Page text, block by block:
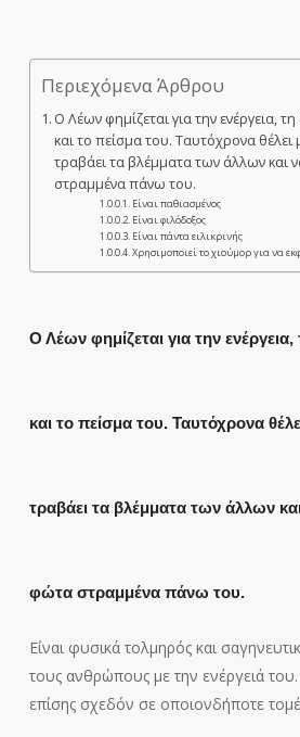
Περιεχόμενα Άρθρου
Ο Λέων φημίζεται για την ενέργεια,
και το πείσμα του. Ταυτόχρονα
τραβάει τα βλέμματα των άλλων και
στραμμένα πάνω του.
Είναι παθιασμένος
Είναι φιλόδοξος
Είναι πάντα ειλικρινής
Χρησιμοποιεί το χιούμορ για να
Ο Λέων φημίζεται για την
και το πείσμα του. Ταυτόχρονα
τραβάει τα βλέμματα των άλλων
φώτα στραμμένα πάνω του.
Είναι φυσικά τολμηρός και
τους ανθρώπους με την ενέργειά
επίσης σχεδόν σε οποιονδήποτε